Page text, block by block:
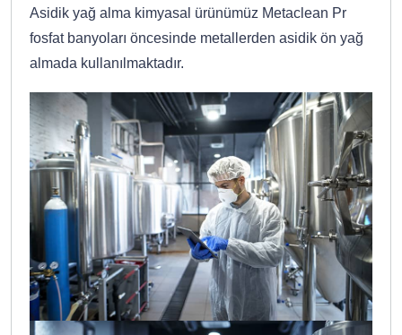
Asidik yağ alma kimyasal ürünümüz Metaclean Pr
fosfat banyoları öncesinde metallerden asidik ön yağ
almada kullanılmaktadır.